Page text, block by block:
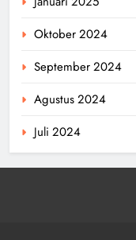
Oktober 2024
September 2024
Agustus 2024
Juli 2024